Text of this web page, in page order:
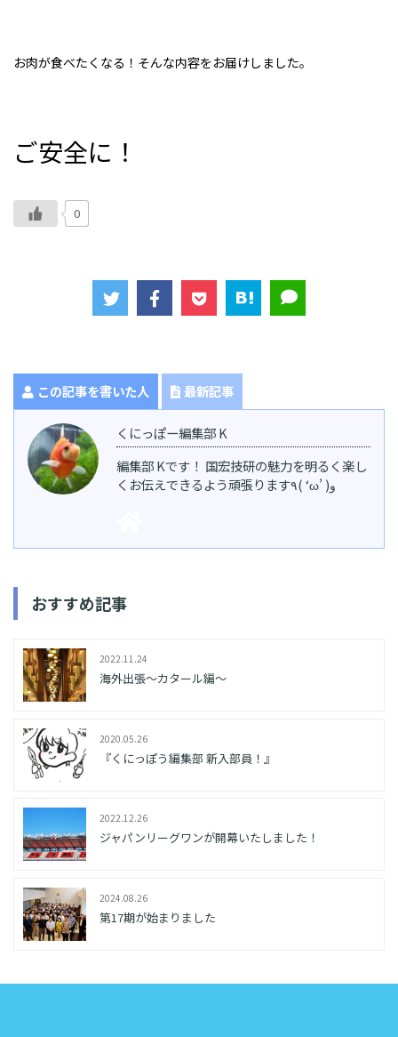
お肉が食べたくなる！そんな内容をお届けしました。
ご安全に！
0
この記事を書いた人 最新記事
くにっぽー編集部 K
編集部 Kです！ 国宏技研の魅力を明るく楽し
くお伝えできるよう頑張ります٩( ‘ω’ )و
おすすめ記事
2022.11.24
海外出張～カタール編～
2020.05.26
『くにっぽう編集部 新入部員！』
2022.12.26
ジャパンリーグワンが開幕いたしました！
2024.08.26
第17期が始まりました